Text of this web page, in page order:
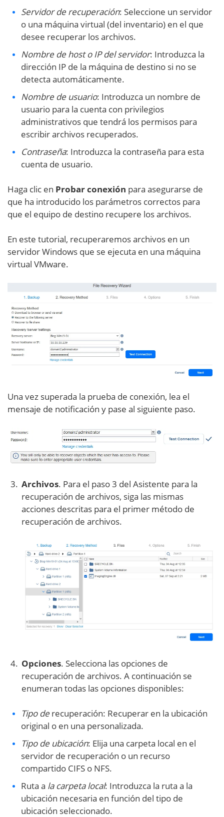
Servidor de recuperación: Seleccione un servidor
o una máquina virtual (del inventario) en el que
desee recuperar los archivos.
Nombre de host o IP del servidor: Introduzca la
dirección IP de la máquina de destino si no se
detecta automáticamente.
Nombre de usuario: Introduzca un nombre de
usuario para la cuenta con privilegios
administrativos que tendrá los permisos para
escribir archivos recuperados.
Contraseña: Introduzca la contraseña para esta
cuenta de usuario.
Haga clic en Probar conexión para asegurarse de
que ha introducido los parámetros correctos para
que el equipo de destino recupere los archivos.
En este tutorial, recuperaremos archivos en un
servidor Windows que se ejecuta en una máquina
virtual VMware.
Una vez superada la prueba de conexión, lea el
mensaje de notificación y pase al siguiente paso.
Archivos. Para el paso 3 del Asistente para la
recuperación de archivos, siga las mismas
acciones descritas para el primer método de
recuperación de archivos.
Opciones. Selecciona las opciones de
recuperación de archivos. A continuación se
enumeran todas las opciones disponibles:
Tipo de recuperación: Recuperar en la ubicación
original o en una personalizada.
Tipo de ubicación: Elija una carpeta local en el
servidor de recuperación o un recurso
compartido CIFS o NFS.
Ruta a la carpeta local: Introduzca la ruta a la
ubicación necesaria en función del tipo de
ubicación seleccionado.